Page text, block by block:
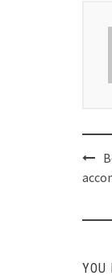
Post
YOU